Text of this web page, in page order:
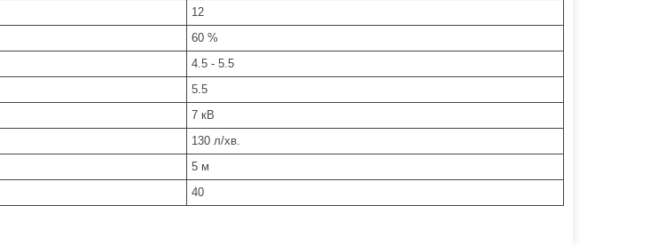
12
60 %
4.5 - 5.5
5.5
7 кВ
130 л/хв.
5 м
40